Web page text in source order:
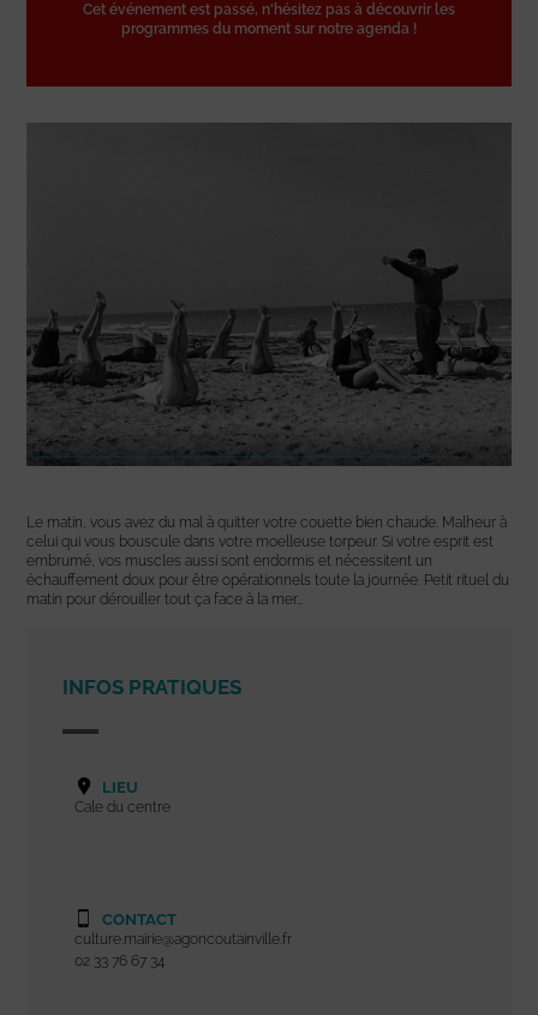
Cet événement est passé, n'hésitez pas à découvrir les
programmes du moment sur notre agenda !
Le matin, vous avez du mal à quitter votre couette bien chaude. Malheur à
celui qui vous bouscule dans votre moelleuse torpeur. Si votre esprit est
embrumé, vos muscles aussi sont endormis et nécessitent un
échauffement doux pour être opérationnels toute la journée. Petit rituel du
matin pour dérouiller tout ça face à la mer…
INFOS PRATIQUES
LIEU
Cale du centre
CONTACT
culture.mairie@agoncoutainville.fr
02 33 76 67 34